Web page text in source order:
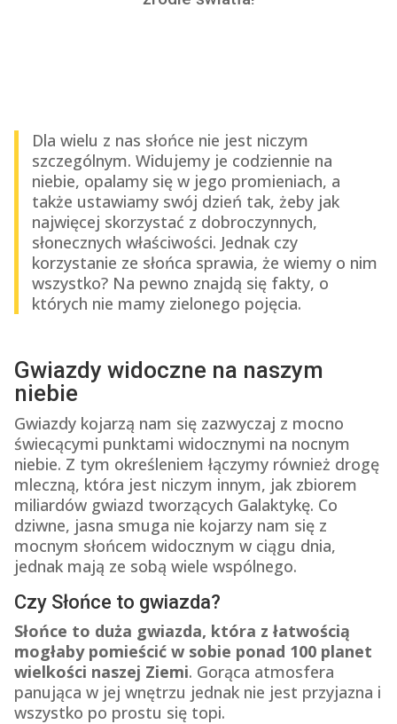
Dla wielu z nas słońce nie jest niczym
szczególnym. Widujemy je codziennie na
niebie, opalamy się w jego promieniach, a
także ustawiamy swój dzień tak, żeby jak
najwięcej skorzystać z dobroczynnych,
słonecznych właściwości. Jednak czy
korzystanie ze słońca sprawia, że wiemy o nim
wszystko? Na pewno znajdą się fakty, o
których nie mamy zielonego pojęcia.
Gwiazdy widoczne na naszym
niebie
Gwiazdy kojarzą nam się zazwyczaj z mocno
świecącymi punktami widocznymi na nocnym
niebie. Z tym określeniem łączymy również drogę
mleczną, która jest niczym innym, jak zbiorem
miliardów gwiazd tworzących Galaktykę. Co
dziwne, jasna smuga nie kojarzy nam się z
mocnym słońcem widocznym w ciągu dnia,
jednak mają ze sobą wiele wspólnego.
Czy Słońce to gwiazda?
Słońce to duża gwiazda, która z łatwością
mogłaby pomieścić w sobie ponad 100 planet
wielkości naszej Ziemi. Gorąca atmosfera
panująca w jej wnętrzu jednak nie jest przyjazna i
wszystko po prostu się topi.